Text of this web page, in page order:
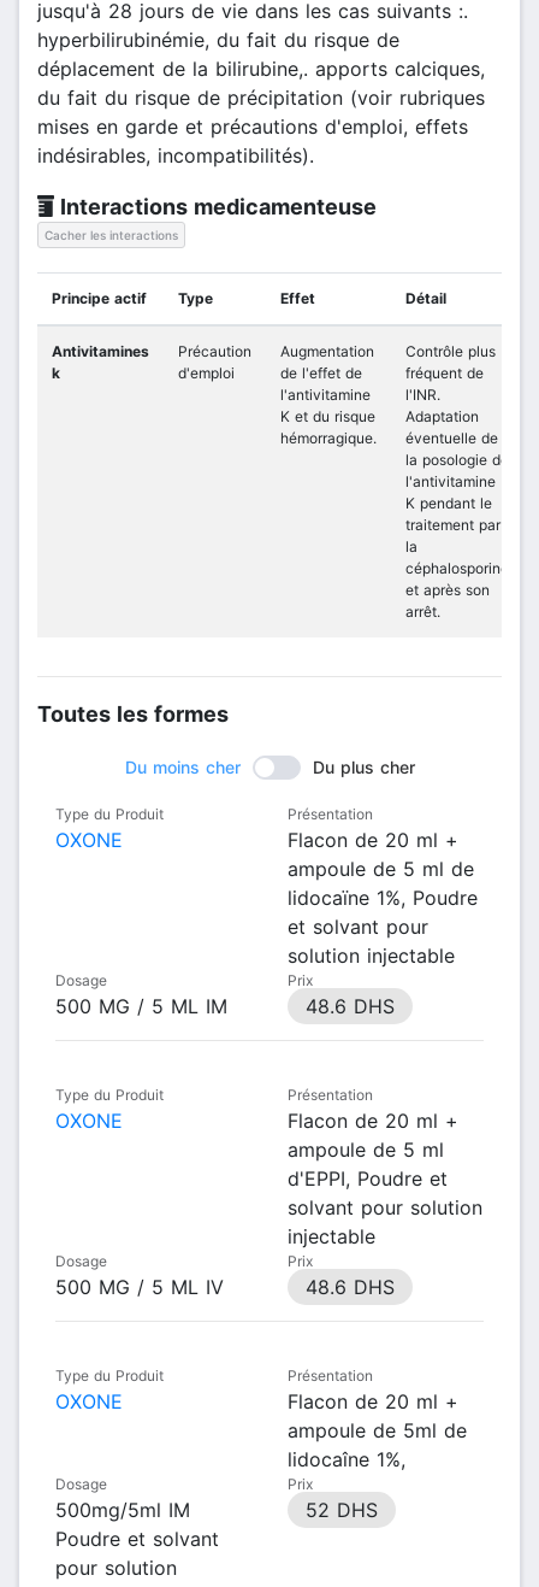
jusqu'à 28 jours de vie dans les cas suivants :.
hyperbilirubinémie, du fait du risque de
déplacement de la bilirubine,. apports calciques,
du fait du risque de précipitation (voir rubriques
mises en garde et précautions d'emploi, effets
indésirables, incompatibilités).
Interactions medicamenteuse
Cacher les interactions
Principe actif Type Effet Détail
Antivitamines
k
Précaution
d'emploi
Augmentation
de l'effet de
l'antivitamine
K et du risque
hémorragique.
Contrôle plus
fréquent de
l'INR.
Adaptation
éventuelle de
la posologie de
l'antivitamine
K pendant le
traitement par
la
céphalosporine
et après son
arrêt.
Toutes les formes
Du moins cher Du plus cher
Type du Produit
OXONE
Présentation
Flacon de 20 ml +
ampoule de 5 ml de
lidocaïne 1%, Poudre
et solvant pour
solution injectable
Dosage
500 MG / 5 ML IM
Prix
48.6 DHS
Type du Produit
OXONE
Présentation
Flacon de 20 ml +
ampoule de 5 ml
d'EPPI, Poudre et
solvant pour solution
injectable
Dosage
500 MG / 5 ML IV
Prix
48.6 DHS
Type du Produit
OXONE
Présentation
Flacon de 20 ml +
ampoule de 5ml de
lidocaîne 1%,
Dosage
500mg/5ml IM
Poudre et solvant
pour solution
Prix
52 DHS